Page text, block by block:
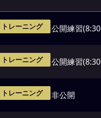
トレーニング 公開練習
トレーニング 公開練習
トレーニング 非公開